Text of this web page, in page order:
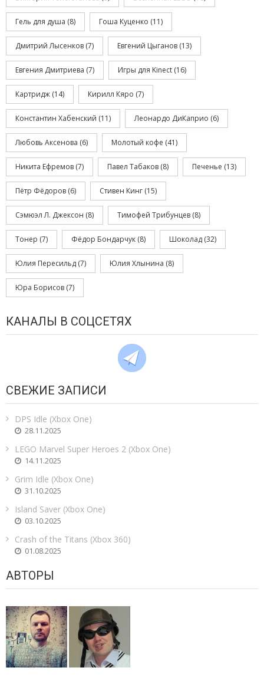
Гель для душа (8) Гоша Куценко (11)
Дмитрий Лысенков (7) Евгений Цыганов (13)
Евгения Дмитриева (7) Игры для Kinect (16)
Картридж (14) Кирилл Кяро (7)
Константин Хабенский (11) Леонардо ДиКаприо (6)
Любовь Аксенова (6) Молотый кофе (41)
Никита Ефремов (7) Павел Табаков (8) Печенье (13)
Пётр Фёдоров (6) Стивен Кинг (15)
Сэмюэл Л. Джексон (8) Тимофей Трибунцев (8)
Тонер (7) Фёдор Бондарчук (8) Шоколад (32)
Юлия Пересильд (7) Юлия Хлынина (8)
Юра Борисов (7)
КАНАЛЫ В СОЦСЕТЯХ
СВЕЖИЕ ЗАПИСИ
DPS Idle (Xbox One)
28.11.2025
LEGO Marvel Super Heroes 2 (Xbox One)
14.11.2025
Grim Idle (Xbox One)
31.10.2025
Island Saver (Xbox One)
03.10.2025
Crash of the Titans (Xbox 360)
01.08.2025
АВТОРЫ